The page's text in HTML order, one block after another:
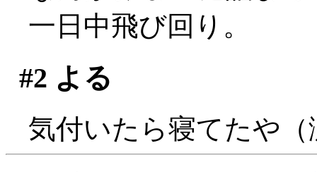
一日中飛び回り。
#2 よる
気付いたら寝てたや（